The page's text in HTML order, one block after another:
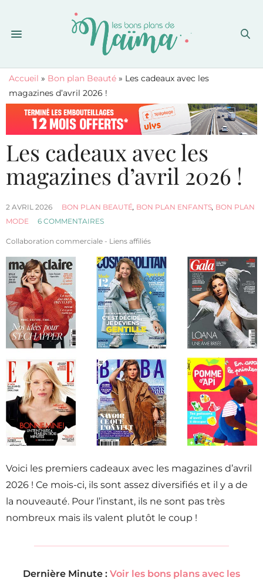
Accueil » Bon plan Beauté » Les cadeaux avec les
magazines d’avril 2026 !
Les cadeaux avec les
magazines d’avril 2026 !
2 AVRIL 2026 BON PLAN BEAUTÉ, BON PLAN ENFANTS, BON PLAN
MODE
6 COMMENTAIRES
Collaboration commerciale - Liens affiliés
Voici les premiers cadeaux avec les magazines d’avril
2026 ! Ce mois-ci, ils sont assez diversifiés et il y a de
la nouveauté. Pour l’instant, ils ne sont pas très
nombreux mais ils valent plutôt le coup !
Dernière Minute : Voir les bons plans avec les